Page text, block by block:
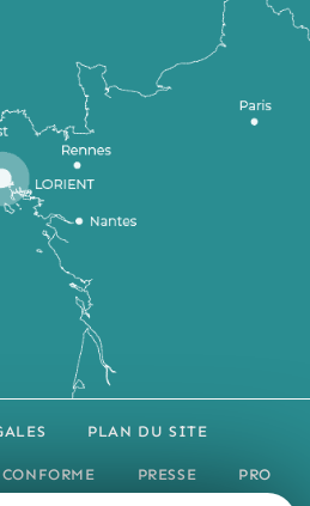
PLAN DU SITE
PRESSE PRO